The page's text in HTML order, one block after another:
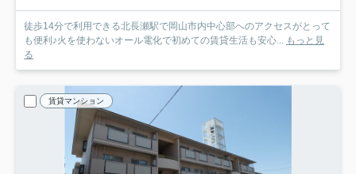
徒歩14分で利用できる北長瀬駅で岡山市内中心部へのアクセスがとって
も便利♪火を使わないオール電化で初めての賃貸生活も安心... もっと見
る
賃貸マンション